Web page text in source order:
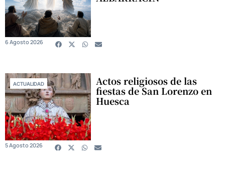
6 Agosto 2026
ACTUALIDAD Actos religiosos de las
fiestas de San Lorenzo en
Huesca
5 Agosto 2026